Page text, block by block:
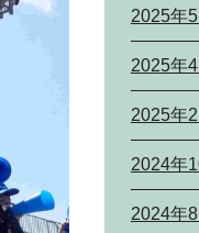
2025年5
2025年4
2025年2
2024年
2024年8